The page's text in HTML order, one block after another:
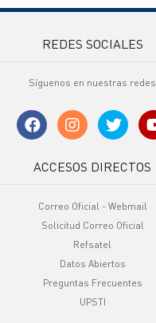
REDES SOCIALES
Síguenos en nuestras redes
ACCESOS DIRECTOS
Correo Oficial - Webmail
Solicitud Correo Oficial
Refsatel
Datos Abiertos
Preguntas Frecuentes
UPSTI